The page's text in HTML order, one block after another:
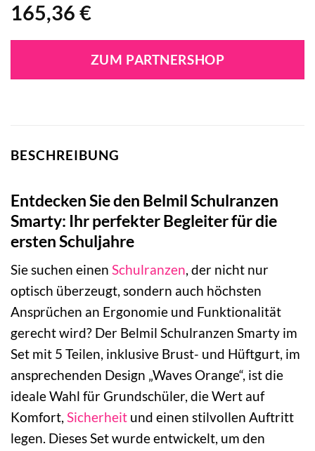
165,36 €
ZUM PARTNERSHOP
BESCHREIBUNG
Entdecken Sie den Belmil Schulranzen
Smarty: Ihr perfekter Begleiter für die
ersten Schuljahre
Sie suchen einen Schulranzen, der nicht nur
optisch überzeugt, sondern auch höchsten
Ansprüchen an Ergonomie und Funktionalität
gerecht wird? Der Belmil Schulranzen Smarty im
Set mit 5 Teilen, inklusive Brust- und Hüftgurt, im
ansprechenden Design „Waves Orange“, ist die
ideale Wahl für Grundschüler, die Wert auf
Komfort, Sicherheit und einen stilvollen Auftritt
legen. Dieses Set wurde entwickelt, um den